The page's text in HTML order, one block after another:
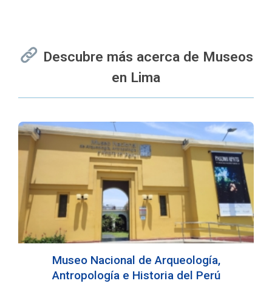
Descubre más acerca de Museos
en Lima
Museo Nacional de Arqueología,
Antropología e Historia del Perú